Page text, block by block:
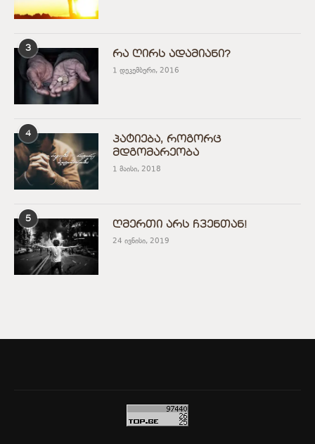
3
რა ღირს ადამიანი?
1 დეკემბერი, 2016
4
პატიება, როგორც
მდგომარეობა
1 მაისი, 2018
5
ღმერთი არს ჩვენთან!
24 ივნისი, 2019